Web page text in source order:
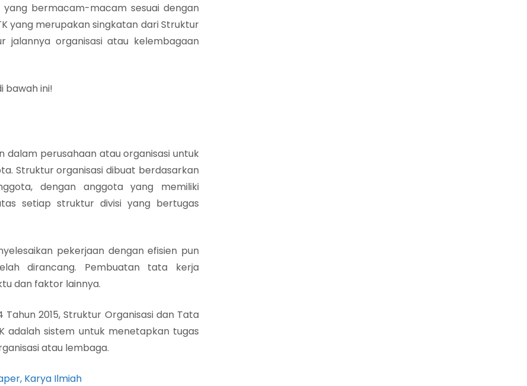
bermacam-macam sesuai dengan
yang merupakan singkatan dari Struktur
jalannya organisasi atau kelembagaan
bawah ini!
dalam perusahaan atau organisasi untuk
Struktur organisasi dibuat berdasarkan
dengan anggota yang memiliki
setiap struktur divisi yang bertugas
pekerjaan dengan efisien pun
dirancang. Pembuatan tata kerja
dan faktor lainnya.
2015, Struktur Organisasi dan Tata
adalah sistem untuk menetapkan tugas
atau lembaga.
Karya Ilmiah